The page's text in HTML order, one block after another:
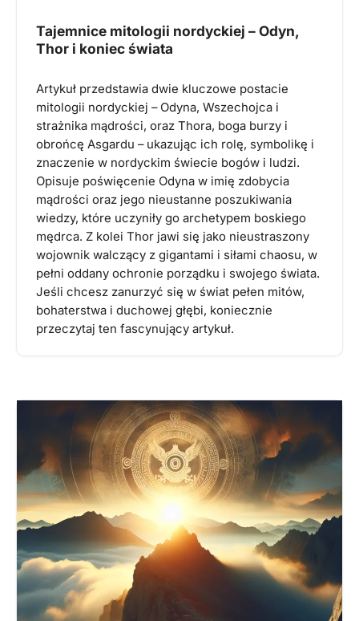
Tajemnice mitologii nordyckiej – Odyn,
Thor i koniec świata
Artykuł przedstawia dwie kluczowe postacie
mitologii nordyckiej – Odyna, Wszechojca i
strażnika mądrości, oraz Thora, boga burzy i
obrońcę Asgardu – ukazując ich rolę, symbolikę i
znaczenie w nordyckim świecie bogów i ludzi.
Opisuje poświęcenie Odyna w imię zdobycia
mądrości oraz jego nieustanne poszukiwania
wiedzy, które uczyniły go archetypem boskiego
mędrca. Z kolei Thor jawi się jako nieustraszony
wojownik walczący z gigantami i siłami chaosu, w
pełni oddany ochronie porządku i swojego świata.
Jeśli chcesz zanurzyć się w świat pełen mitów,
bohaterstwa i duchowej głębi, koniecznie
przeczytaj ten fascynujący artykuł.